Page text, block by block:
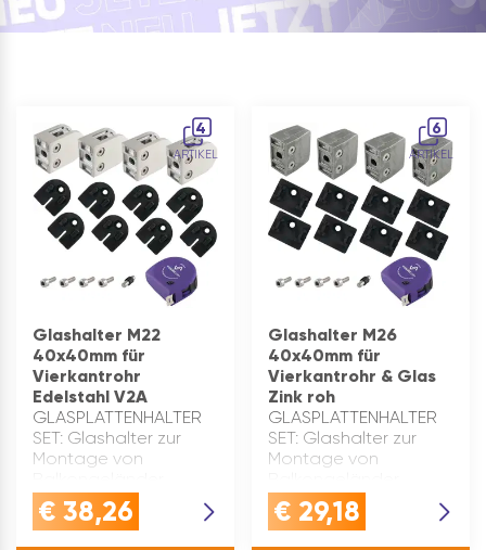
4
ARTIKEL
Glashalter M22
40x40mm für
Vierkantrohr
Edelstahl V2A
GLASPLATTENHALTER
SET: Glashalter zur
Montage von
Glasgeländer und
Treppengeländer für
€ 38,26
6
ARTIKEL
Glashalter M26
40x40mm für
Vierkantrohr & Glas
Zink roh
GLASPLATTENHALTER
SET: Glashalter zur
Montage von
Glasgeländer und
Treppengeländer für
€ 29,18